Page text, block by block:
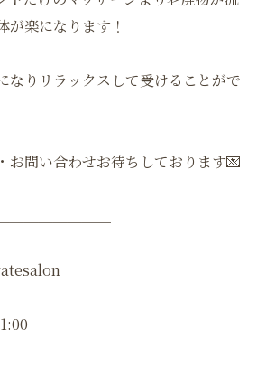
が楽になります！
なりリラックスして受けることがで
お問い合わせお待ちしております💌